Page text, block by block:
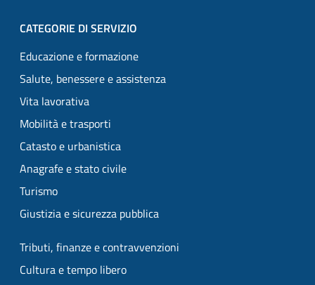
CATEGORIE DI SERVIZIO
Educazione e formazione
Salute, benessere e assistenza
Vita lavorativa
Mobilità e trasporti
Catasto e urbanistica
Anagrafe e stato civile
Turismo
Giustizia e sicurezza pubblica
Tributi, finanze e contravvenzioni
Cultura e tempo libero